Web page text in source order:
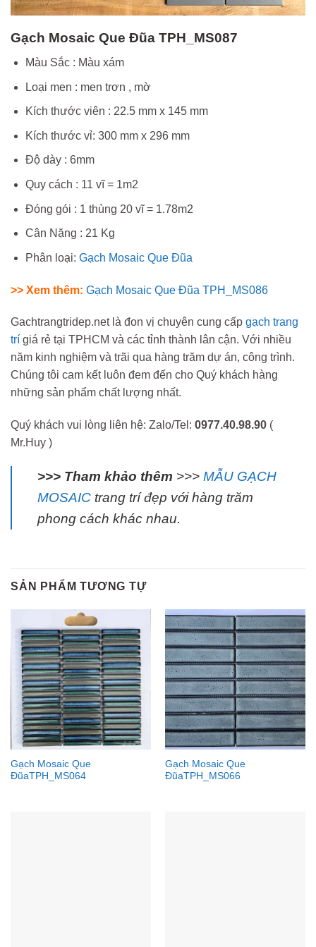
Gạch Mosaic Que Đũa TPH_MS087
Màu Sắc : Màu xám
Loại men : men trơn , mờ
Kích thước viên : 22.5 mm x 145 mm
Kích thước vỉ: 300 mm x 296 mm
Độ dày : 6mm
Quy cách : 11 vĩ = 1m2
Đóng gói : 1 thùng 20 vĩ = 1.78m2
Cân Nặng : 21 Kg
Phân loại: Gạch Mosaic Que Đũa
>> Xem thêm: Gạch Mosaic Que Đũa TPH_MS086
Gachtrangtridep.net là đon vị chuyên cung cấp gạch trang
trí giá rẻ tại TPHCM và các tỉnh thành lân cận. Với nhiều
năm kinh nghiệm và trãi qua hàng trăm dự án, công trình.
Chúng tôi cam kết luôn đem đến cho Quý khách hàng
những sản phẩm chất lượng nhất.
Quý khách vui lòng liên hệ: Zalo/Tel: 0977.40.98.90 (
Mr.Huy )
>>> Tham khảo thêm >>> MẪU GẠCH
MOSAIC trang trí đẹp với hàng trăm
phong cách khác nhau.
SẢN PHẨM TƯƠNG TỰ
Gạch Mosaic Que
ĐũaTPH_MS064
Gạch Mosaic Que
ĐũaTPH_MS066